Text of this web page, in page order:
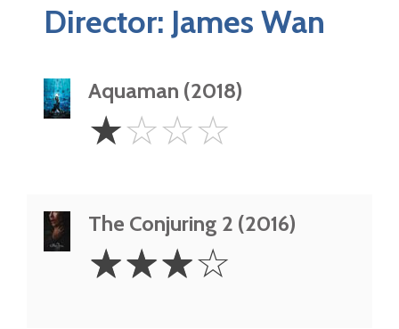
Director: James Wan
Aquaman (2018)
Star
☆☆☆☆
The Conjuring 2 (2016)
Stars
☆☆☆☆